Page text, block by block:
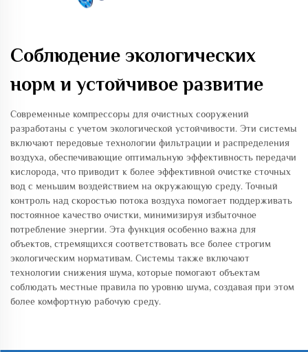
Соблюдение экологических
норм и устойчивое развитие
Современные компрессоры для очистных сооружений
разработаны с учетом экологической устойчивости. Эти системы
включают передовые технологии фильтрации и распределения
воздуха, обеспечивающие оптимальную эффективность передачи
кислорода, что приводит к более эффективной очистке сточных
вод с меньшим воздействием на окружающую среду. Точный
контроль над скоростью потока воздуха помогает поддерживать
постоянное качество очистки, минимизируя избыточное
потребление энергии. Эта функция особенно важна для
объектов, стремящихся соответствовать все более строгим
экологическим нормативам. Системы также включают
технологии снижения шума, которые помогают объектам
соблюдать местные правила по уровню шума, создавая при этом
более комфортную рабочую среду.